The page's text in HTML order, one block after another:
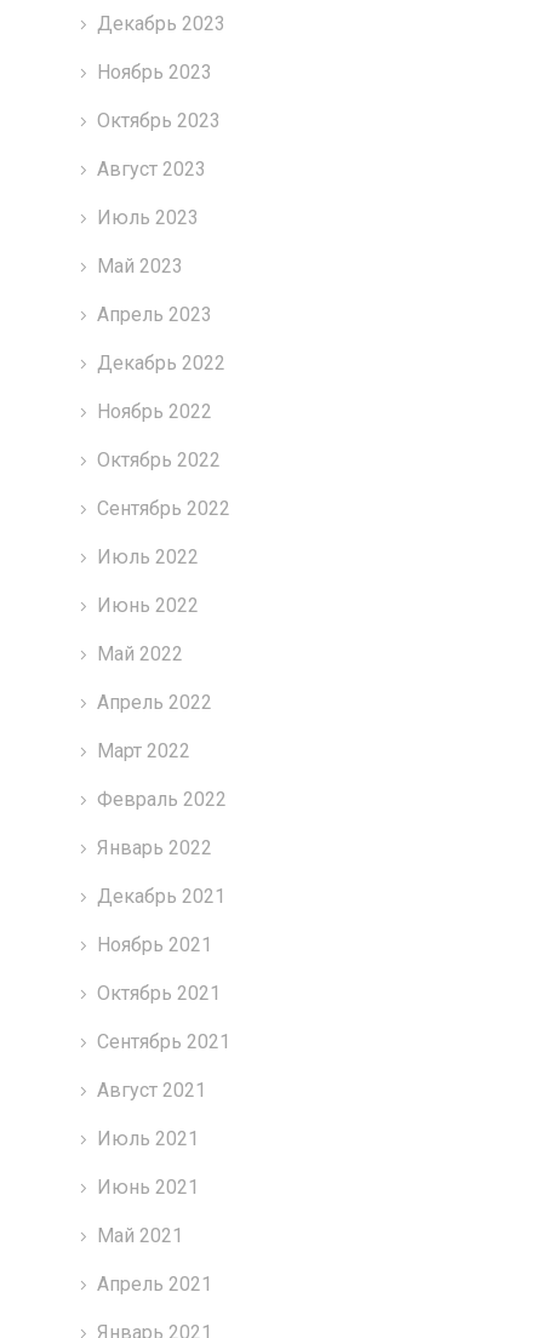
Декабрь 2023
Ноябрь 2023
Октябрь 2023
Август 2023
Июль 2023
Май 2023
Апрель 2023
Декабрь 2022
Ноябрь 2022
Октябрь 2022
Сентябрь 2022
Июль 2022
Июнь 2022
Май 2022
Апрель 2022
Март 2022
Февраль 2022
Январь 2022
Декабрь 2021
Ноябрь 2021
Октябрь 2021
Сентябрь 2021
Август 2021
Июль 2021
Июнь 2021
Май 2021
Апрель 2021
Январь 2021